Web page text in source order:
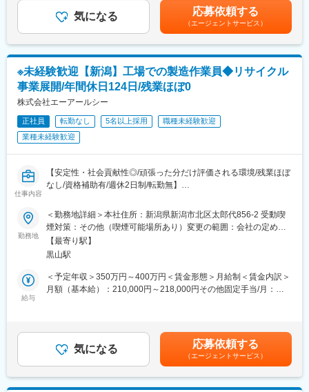
変更の範囲：会社の定める業務
■働き方：
・平均勤続年数12年、平均残業14.3h
・制度としても、育児休暇の取得推進や入社直後に有給休暇付与
などに力を入れており、当社は、生活と仕事を両立できる環境づ
くりに注力しています。
財務部門は、財務部・経理部での体制で業務を行っております。
水道事業民営化に取り組み、2009年に新潟県で全国初となる民営
水道事業を実現しました。以来10年以上新潟東港地域の水道を支
【仮設レンタル配管事業】
使い捨てが主流だった仮設配管のレンタル事業を先駆けて展開。
特許取得製品を始め、多種多様なラインナップを取り揃えてお
り、対応できる案件が広い点が強みです。全国7か所にレンタル工
場を構えており、短納期で納品できる点も評価いただき、リピー
ト率は80％を超えております。
タル、災害等の緊急時に活躍する仮設資材の備蓄・提供並びに環
境水質分析などで日本全国へ事業を展開しています。地域未来牽
引企業にも認定されております。
変更の範囲：会社の定める業務
あり、選考を通じて上下する可能性があります。月給(月額)は固定
手当を含めた表記です。
気になる 応募依頼する
（エージェントサービス）
※未経験歓迎【新潟】工場での製造作業員◆リサイクル
事業展開/年間休日124日/残業ほぼ0
株式会社エーアールシー
正社員 転勤なし 5名以上採用
職種未経験歓迎
業種未経験歓迎
仕事内容
【安定性・社会貢献性◎/頑張った分だけ評価される環境/残業ほぼ
なし/資格補助有/週休2日制/転勤無】
■業務内容：
当社において、工場での製造作業を中心にお任せします。家庭な
どから集められたプラスチック製容器包装（ペットボトルを除く
資源ゴミ）をプラスチック製品の原料にリサイクルする工場での
作業です。
＜具体的には＞
・破袋・選別機など各種設備の操作、ライン管理
・製造ラインの数値管理、異常時の簡単な点検・対応
・必要に応じた手選別作業、その他付随業務
※すべて屋内作業で、業務上マイカー以外の車両運転はありませ
ん。
勤務地
＜勤務地詳細＞本社住所：新潟県新潟市北区太郎代856-2 受動喫
煙対策：その他（喫煙可能場所あり）変更の範囲：会社の定める
事業所
【最寄り駅】
黒山駅
給与
＜予定年収＞350万円～400万円＜賃金形態＞月給制＜賃金内訳＞
月額（基本給）：210,000円～218,000円その他固定手当/月：
績：年3ヶ月分）■昇給あり（年1回、前年度実績：1月当たり
4,000円）■年収は経験やスキル等を考慮して決定いたします。賃
金はあくまでも目安の金額であり、選考を通じて上下する可能性
があります。月給(月額)は固定手当を含めた表記です。
気になる 応募依頼する
（エージェントサービス）